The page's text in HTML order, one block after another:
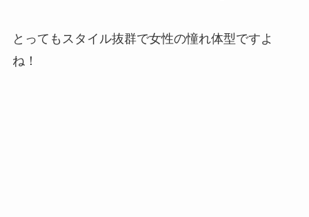
とってもスタイル抜群で女性の憧れ体型ですよ
ね！